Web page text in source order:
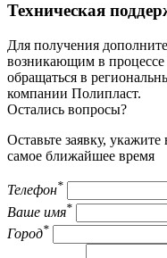
Техническая
Для получения
возникающим в процессе
обращаться в
компании Полипласт.
Остались вопросы?
Оставьте заявку,
самое ближайшее время
Телефон*
Ваше имя*
Город*